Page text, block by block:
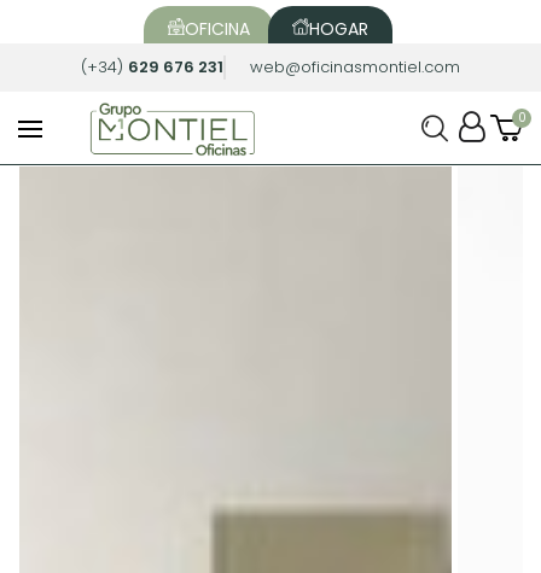
OFICINA HOGAR
(+34) 629 676 231 web@oficinasmontiel.com